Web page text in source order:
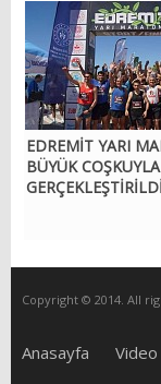
EDREMİT YARI
BÜYÜK COŞKUYLA
GERÇEKLEŞTİRİLDİ
Copyright © 2014. All
Anasayfa